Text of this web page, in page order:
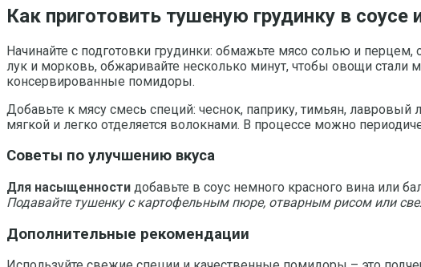
Как приготовить тушеную грудинку в соусе
Начинайте с подготовки грудинки: обмажьте мясо солью и
лук и морковь, обжаривайте несколько минут, чтобы овощи
консервированные помидоры.
Добавьте к мясу смесь специй: чеснок, паприку, тимьян,
мягкой и легко отделяется волокнами. В процессе можно
Советы по улучшению вкуса
Для насыщенности добавьте в соус немного красного вина или
Подавайте тушенку с картофельным пюре, отварным рисом или
Дополнительные рекомендации